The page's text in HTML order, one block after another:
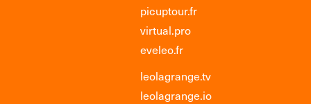
picuptour.fr
virtual.pro
eveleo.fr
leolagrange.tv
leolagrange.io